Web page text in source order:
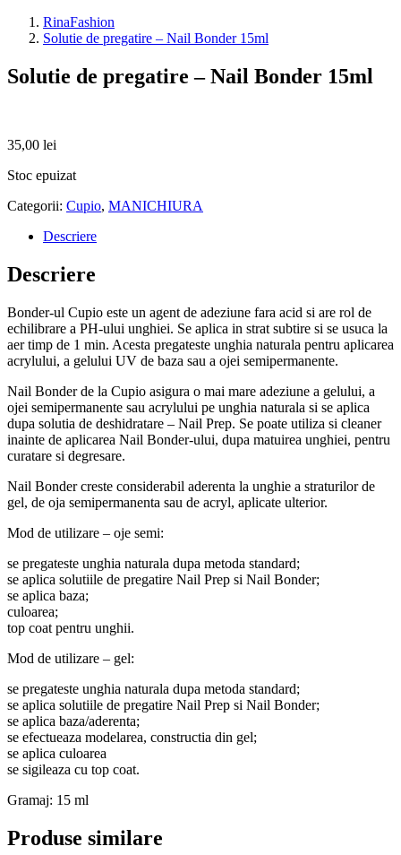
RinaFashion
Solutie de pregatire – Nail Bonder 15ml
Solutie de pregatire – Nail Bonder 15ml
35,00 lei
Stoc epuizat
Categorii: Cupio, MANICHIURA
Descriere
Descriere
Bonder-ul Cupio este un agent de adeziune fara acid si are rol de
echilibrare a PH-ului unghiei. Se aplica in strat subtire si se usuca la
aer timp de 1 min. Acesta pregateste unghia naturala pentru aplicarea
acrylului, a gelului UV de baza sau a ojei semipermanente.
Nail Bonder de la Cupio asigura o mai mare adeziune a gelului, a
ojei semipermanente sau acrylului pe unghia naturala si se aplica
dupa solutia de deshidratare – Nail Prep. Se poate utiliza si cleaner
inainte de aplicarea Nail Bonder-ului, dupa matuirea unghiei, pentru
curatare si degresare.
Nail Bonder creste considerabil aderenta la unghie a straturilor de
gel, de oja semipermanenta sau de acryl, aplicate ulterior.
Mod de utilizare – oje semi:
se pregateste unghia naturala dupa metoda standard;
se aplica solutiile de pregatire Nail Prep si Nail Bonder;
se aplica baza;
culoarea;
top coat pentru unghii.
Mod de utilizare – gel:
se pregateste unghia naturala dupa metoda standard;
se aplica solutiile de pregatire Nail Prep si Nail Bonder;
se aplica baza/aderenta;
se efectueaza modelarea, constructia din gel;
se aplica culoarea
se sigileaza cu top coat.
Gramaj: 15 ml
Produse similare